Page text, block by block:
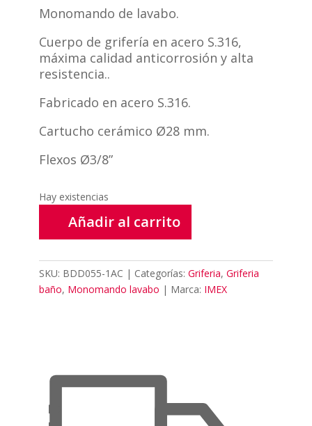
Monomando de lavabo.
Cuerpo de grifería en acero S.316,
máxima calidad anticorrosión y alta
resistencia..
Fabricado en acero S.316.
Cartucho cerámico Ø28 mm.
Flexos Ø3/8”
Hay existencias
Añadir al carrito
SKU: BDD055-1AC Categorías: Griferia, Griferia
baño, Monomando lavabo Marca: IMEX